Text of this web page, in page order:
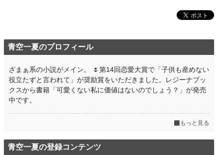
青空一夏のプロフィール
ざまぁ系の小説がメイン。 🌷第14回恋愛大賞で「子供も産めない
役立たずと言われて」が奨励賞をいただきました。レジーナブッ
クスから書籍「可愛くない私に価値はないのでしょう？」が発売
中です。
もっと見る
青空一夏の登録コンテンツ